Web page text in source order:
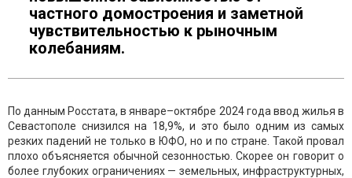
частного домостроения и заметной
чувствительностью к рыночным
колебаниям.
По данным Росстата, в январе–октябре 2024 года ввод жилья в
Севастополе снизился на 18,9%, и это было одним из самых
резких падений не только в ЮФО, но и по стране. Такой провал
плохо объясняется обычной сезонностью. Скорее он говорит о
более глубоких ограничениях — земельных, инфраструктурных,